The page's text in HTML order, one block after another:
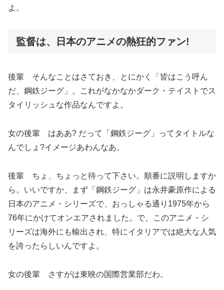
よ。
監督は、日本のアニメの熱狂的ファン!
後輩 そんなことはさておき、とにかく「皆はこう呼ん
だ、鋼鉄ジーグ」。これがなかなかダーク・テイストでス
タイリッシュな作品なんですよ。
女の後輩 はああ? だって「鋼鉄ジーグ」ってタイトルな
んでしょ?イメージあわんなあ。
後輩 ちょ、ちょっと待って下さい。順番に説明しますか
ら。いいですか、まず「鋼鉄ジーグ」は永井豪原作による
日本のアニメ・シリーズで、おっしゃる通り1975年から
76年にかけてオンエアされました。で、このアニメ・シ
リーズは海外にも輸出され、特にイタリアでは絶大な人気
を誇ったらしいんですよ。
女の後輩 さすがは東映の国際営業部だわ。